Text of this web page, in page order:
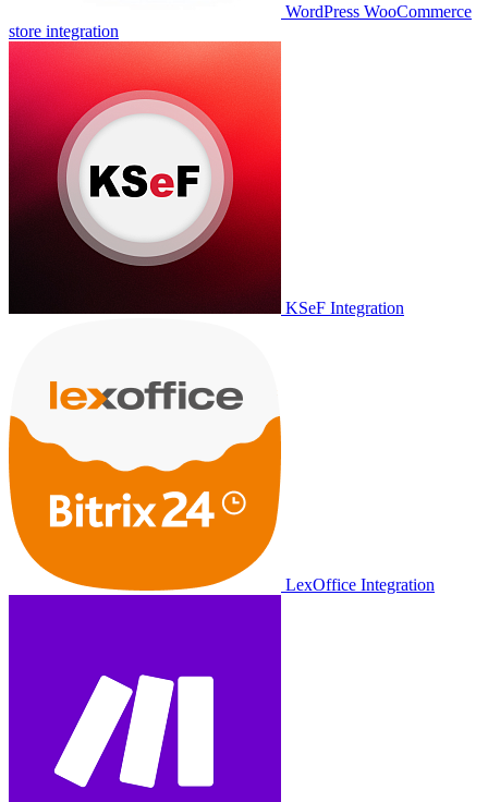
WordPress WooCommerce
store integration
KSeF Integration
LexOffice Integration